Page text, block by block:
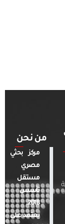
من نحن
مركز بحثي
مصري
مستقل
تأسس
2018.
يعتمد على